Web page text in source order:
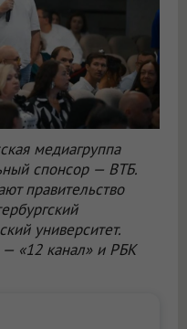
медиагруппа
спонсор — ВТБ.
правительство
университет.
«12 канал» и РБК